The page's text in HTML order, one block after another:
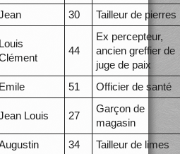
30 Tailleur de pierres
Louis
44
Ex percepteur,
ancien greffier de
juge de paix
Emile 51 Officier de santé
Louis 27
Garçon de
magasin
34 Tailleur de limes